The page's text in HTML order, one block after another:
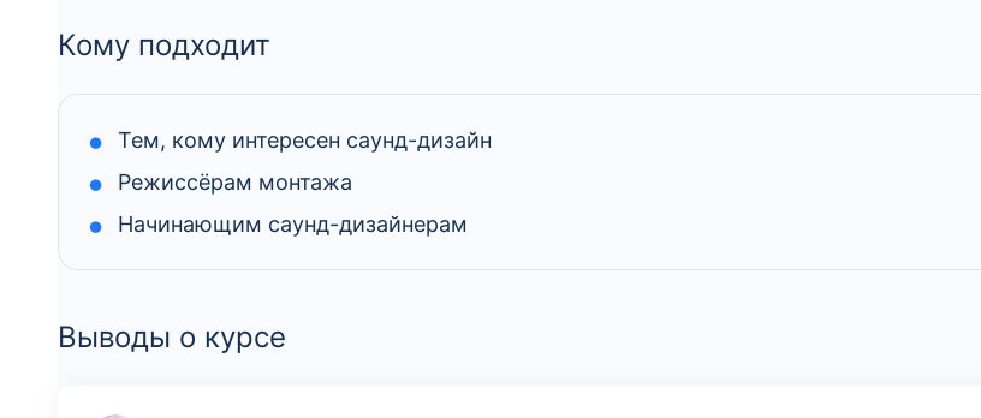
Кому подходит
Тем, кому интересен саунд-дизайн
Режиссёрам монтажа
Начинающим саунд-дизайнерам
Выводы о курсе